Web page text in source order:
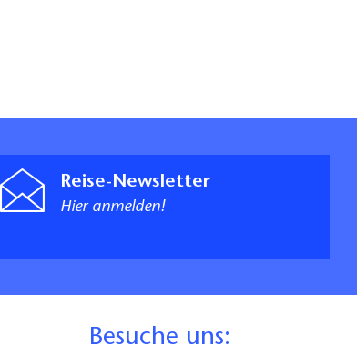
Reise-Newsletter
Hier anmelden!
Besuche uns: